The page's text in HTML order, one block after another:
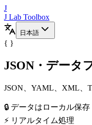
J
J Lab Toolbox
日本語
{ }
JSON・データ
JSON、YAML、XML、
🔒 データはローカル保存
⚡ リアルタイム処理